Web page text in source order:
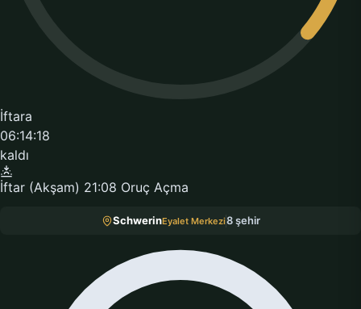
İftara
06:14:18
kaldı
İftar (Akşam) 21:08 Oruç Açma
SchwerinEyalet Merkezi8 şehir